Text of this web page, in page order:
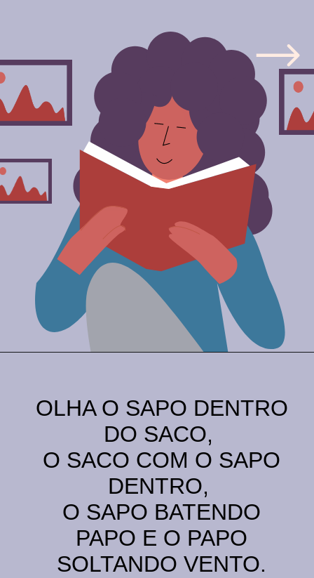
OLHA O SAPO DENTRO
DO SACO,
O SACO COM O SAPO
DENTRO,
O SAPO BATENDO
PAPO E O PAPO
SOLTANDO VENTO.